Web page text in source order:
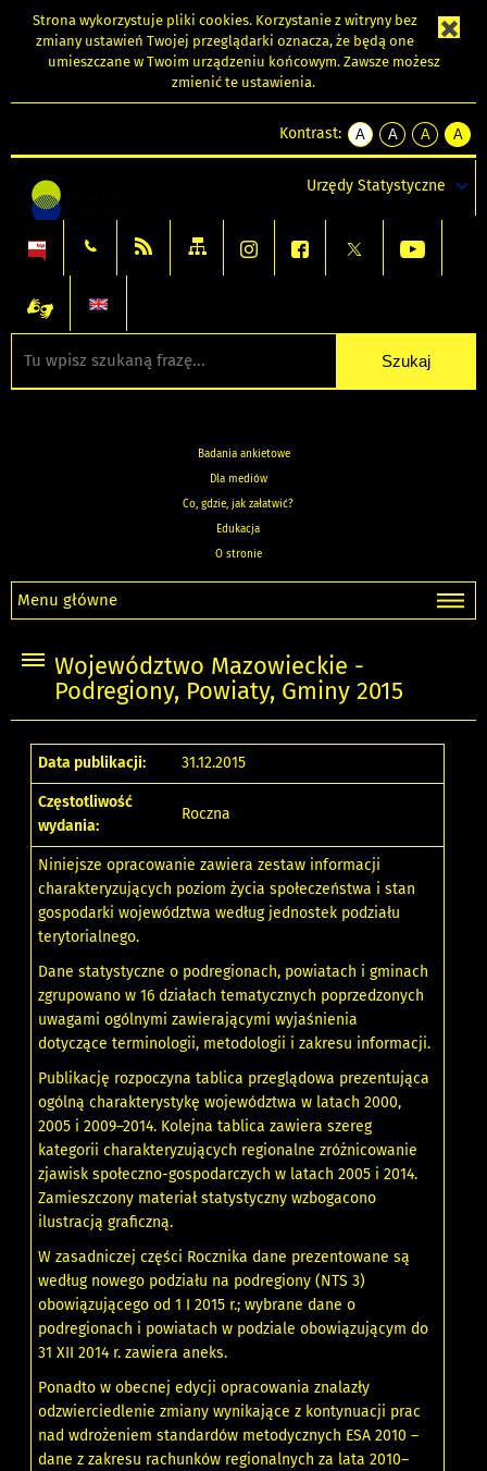
Strona wykorzystuje pliki cookies. Korzystanie z witryny bez
zmiany ustawień Twojej przeglądarki oznacza, że będą one
umieszczane w Twoim urządzeniu końcowym. Zawsze możesz
zmienić te ustawienia.
Kontrast:
A
kontrast
A
kontrast
tekst
czarnym
A
kontrast
tekst
czarnym
A
tekst
żółtym
Urzędy Statystyczne
Badania ankietowe
Dla mediów
Co, gdzie, jak załatwić?
Edukacja
O stronie
Menu główne
Województwo Mazowieckie -
Podregiony, Powiaty, Gminy 2015
Data publikacji: 31.12.2015
Częstotliwość
wydania:
Roczna
Niniejsze opracowanie zawiera zestaw informacji
charakteryzujących poziom życia społeczeństwa i stan
gospodarki województwa według jednostek podziału
terytorialnego.
Dane statystyczne o podregionach, powiatach i gminach
zgrupowano w 16 działach tematycznych poprzedzonych
uwagami ogólnymi zawierającymi wyjaśnienia
dotyczące terminologii, metodologii i zakresu informacji.
Publikację rozpoczyna tablica przeglądowa prezentująca
ogólną charakterystykę województwa w latach 2000,
2005 i 2009–2014. Kolejna tablica zawiera szereg
kategorii charakteryzujących regionalne zróżnicowanie
zjawisk społeczno-gospodarczych w latach 2005 i 2014.
Zamieszczony materiał statystyczny wzbogacono
ilustracją graficzną.
W zasadniczej części Rocznika dane prezentowane są
według nowego podziału na podregiony (NTS 3)
obowiązującego od 1 I 2015 r.; wybrane dane o
podregionach i powiatach w podziale obowiązującym do
31 XII 2014 r. zawiera aneks.
Ponadto w obecnej edycji opracowania znalazły
odzwierciedlenie zmiany wynikające z kontynuacji prac
nad wdrożeniem standardów metodycznych ESA 2010 –
dane z zakresu rachunków regionalnych za lata 2010–